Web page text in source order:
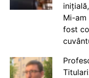
Mi-am
fost